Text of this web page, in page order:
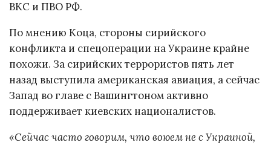
ВКС и ПВО РФ.
По мнению Коца, стороны сирийского
конфликта и спецоперации на Украине крайне
похожи. За сирийских террористов пять лет
назад выступила американская авиация, а сейчас
Запад во главе с Вашингтоном активно
поддерживает киевских националистов.
«Сейчас часто говорим, что воюем не с Украиной,